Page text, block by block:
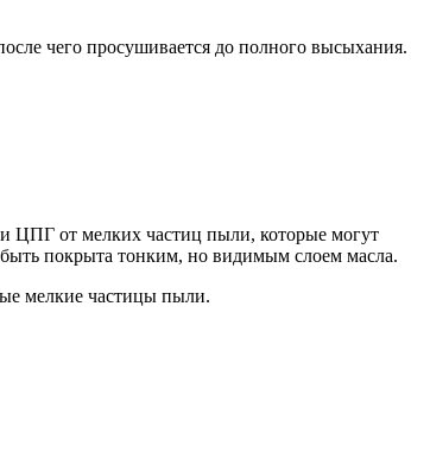
чего просушивается до полного высыхания.
ЦПГ от мелких частиц пыли, которые могут
покрыта тонким, но видимым слоем масла.
мелкие частицы пыли.